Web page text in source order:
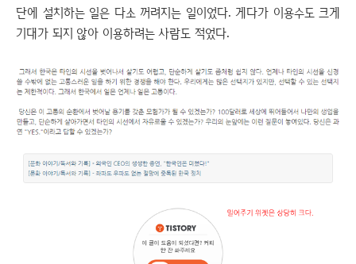
단에 설치하는 일은 다소 꺼려지는 일이었다. 게다가 이용수도 크게
기대가 되지 않아 이용하려는 사람도 적었다.